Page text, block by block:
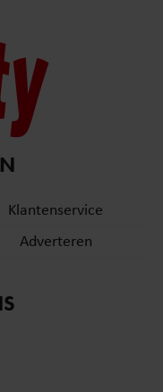
Klantenservice
Adverteren